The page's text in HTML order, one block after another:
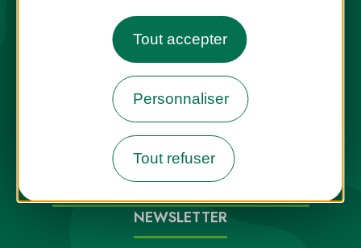
Tout accepter
Personnaliser
Tout refuser
Destination Parcs, de l’inspiration en
toute saison
INFOS PRESSEFAQNOUS CONTACTER
NEWSLETTER